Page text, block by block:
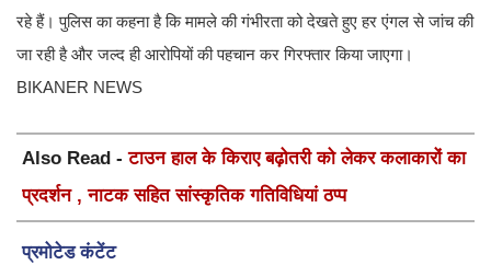
रहे हैं। पुलिस का कहना है कि मामले की गंभीरता को देखते हुए हर एंगल से जांच की
जा रही है और जल्द ही आरोपियों की पहचान कर गिरफ्तार किया जाएगा।
BIKANER NEWS
Also Read -टाउन हाल के किराए बढ़ोतरी को लेकर कलाकारों का
प्रदर्शन , नाटक सहित सांस्कृतिक गतिविधियां ठप्प